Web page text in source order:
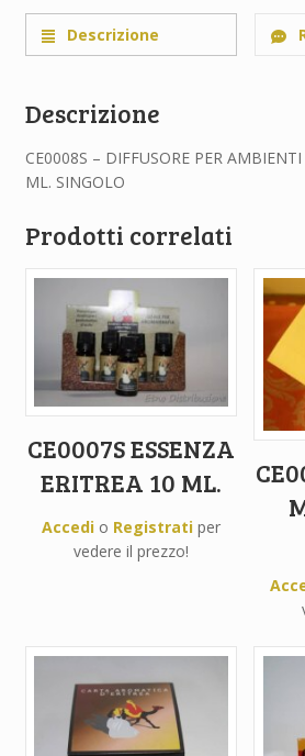
Descrizione
Descrizione
CE0008S – DIFFUSORE PER
ML. SINGOLO
Prodotti correlati
CE0007S ESSENZA
ERITREA 10 ML.
Accedio Registratiper
vedere il prezzo!